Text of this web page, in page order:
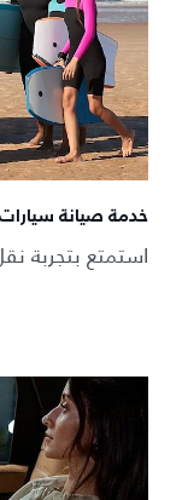
خدمة صيانة سيارات
استمتع بتجربة